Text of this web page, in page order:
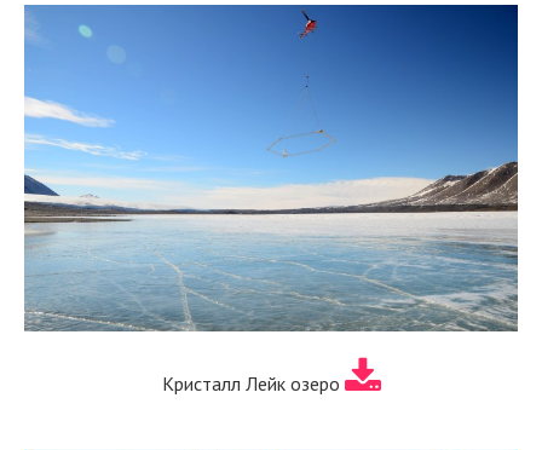
Кристалл Лейк озеро